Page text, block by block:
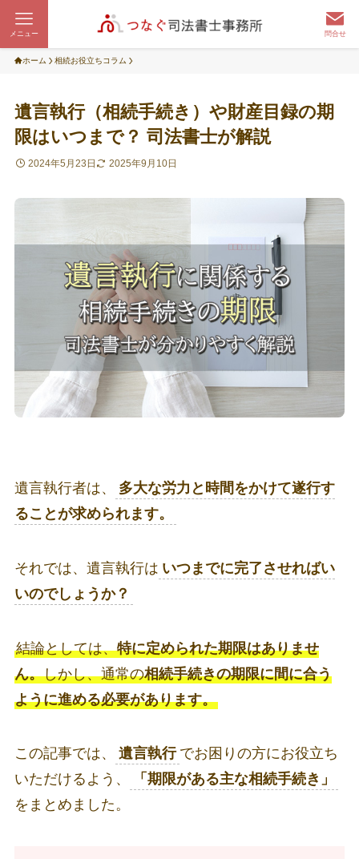
問合せ
メニュー
ホーム 相続お役立ちコラム
遺言執行（相続手続き）や財産目録の期
限はいつまで？ 司法書士が解説
2024年5月23日 2025年9月10日
遺言執行者は、
多大な労力と時間をかけて遂行す
ることが求められます。
それでは、遺言執行は いつまでに完了させればい
いのでしょうか？
結論としては、特に定められた期限はありませ
ん。しかし、通常の相続手続きの期限に間に合う
ように進める必要があります。
この記事では、 遺言執行 でお困りの方にお役立ち
いただけるよう、
「期限がある主な相続手続き」
をまとめました。